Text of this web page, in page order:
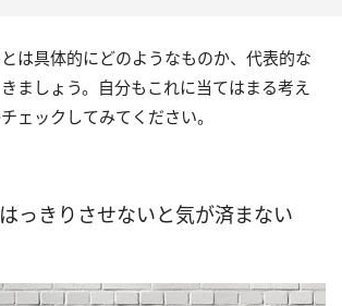
は具体的にどのようなものか、代表的な
ましょう。自分もこれに当てはまる考え
ェックしてみてください。
はっきりさせないと気が済まない